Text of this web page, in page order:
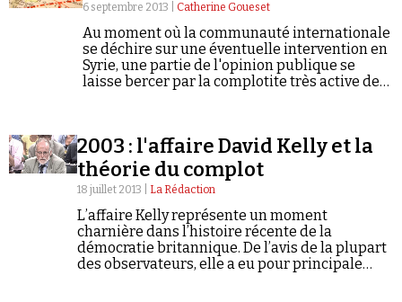
Faire un don
Demander à Vera
6 septembre 2013 | Catherine Goueset
Au moment où la communauté internationale
se déchire sur une éventuelle intervention en
Syrie, une partie de l'opinion publique se
laisse bercer par la complotite très active des
2003 : l'affaire David Kelly et la
théorie du complot
18 juillet 2013 | La Rédaction
L’affaire Kelly représente un moment
charnière dans l’histoire récente de la
démocratie britannique. De l’avis de la plupart
des observateurs, elle a eu pour principale